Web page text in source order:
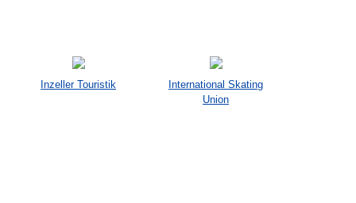
Inzeller Touristik
International Skating
Union